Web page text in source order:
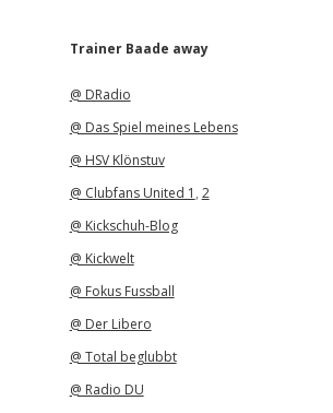
iTrainer Baade away
@ DRadio
@ Das Spiel meines Lebens
@ HSV Klönstuv
@ Clubfans United 1 , 2
@ Kickschuh-Blog
@ Kickwelt
@ Fokus Fussball
@ Der Libero
@ Total beglubbt
@ Radio DU